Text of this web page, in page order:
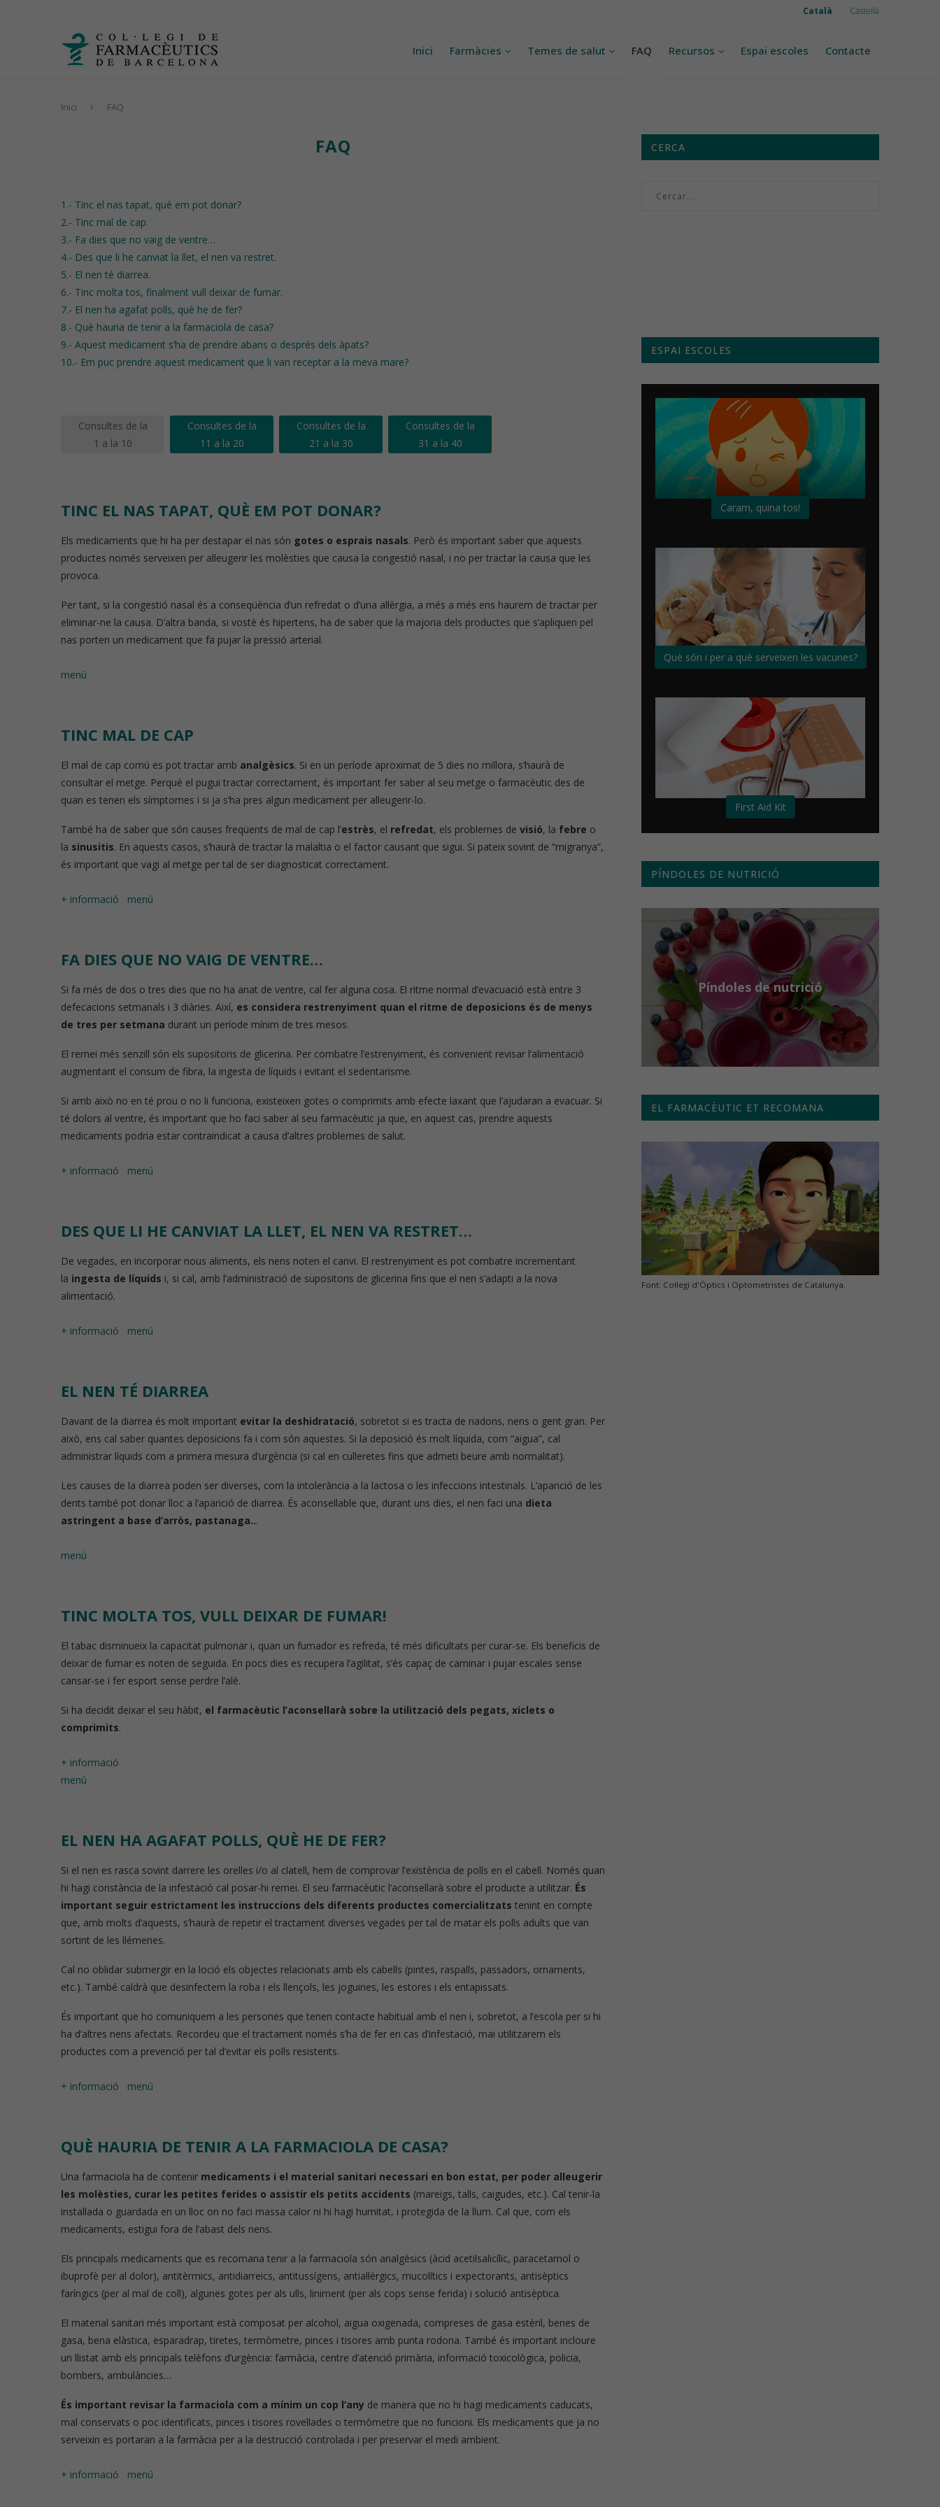
Català Castellà
Inici Farmàcies Temes de salut FAQ Recursos Espai escoles Contacte
Inici FAQ
FAQ
1.- Tinc el nas tapat, què em pot donar?
2.- Tinc mal de cap.
3.- Fa dies que no vaig de ventre…
4.- Des que li he canviat la llet, el nen va restret.
5.- El nen té diarrea.
6.- Tinc molta tos, finalment vull deixar de fumar.
7.- El nen ha agafat polls, què he de fer?
8.- Què hauria de tenir a la farmaciola de casa?
9.- Aquest medicament s’ha de prendre abans o després dels àpats?
10.- Em puc prendre aquest medicament que li van receptar a la meva mare?
Consultes de la
1 a la 10
Consultes de la
11 a la 20
Consultes de la
21 a la 30
Consultes de la
31 a la 40
TINC EL NAS TAPAT, QUÈ EM POT DONAR?
Els medicaments que hi ha per destapar el nas són gotes o esprais nasals. Però és important saber que aquests
productes només serveixen per alleugerir les molèsties que causa la congestió nasal, i no per tractar la causa que les
provoca.
Per tant, si la congestió nasal és a conseqüència d’un refredat o d’una al·lèrgia, a més a més ens haurem de tractar per
eliminar-ne la causa. D’altra banda, si vostè és hipertens, ha de saber que la majoria dels productes que s’apliquen pel
nas porten un medicament que fa pujar la pressió arterial.
menú
TINC MAL DE CAP
El mal de cap comú es pot tractar amb analgèsics. Si en un període aproximat de 5 dies no millora, s’haurà de
consultar el metge. Perquè el pugui tractar correctament, és important fer saber al seu metge o farmacèutic des de
quan es tenen els símptomes i si ja s’ha pres algun medicament per alleugerir-lo.
També ha de saber que són causes freqüents de mal de cap l’estrès, el refredat, els problemes de visió, la febre o
la sinusitis. En aquests casos, s’haurà de tractar la malaltia o el factor causant que sigui. Si pateix sovint de “migranya”,
és important que vagi al metge per tal de ser diagnosticat correctament.
+ informació menú
FA DIES QUE NO VAIG DE VENTRE…
Si fa més de dos o tres dies que no ha anat de ventre, cal fer alguna cosa. El ritme normal d’evacuació està entre 3
defecacions setmanals i 3 diàries. Així, es considera restrenyiment quan el ritme de deposicions és de menys
de tres per setmana durant un període mínim de tres mesos.
El remei més senzill són els supositoris de glicerina. Per combatre l’estrenyiment, és convenient revisar l’alimentació
augmentant el consum de fibra, la ingesta de líquids i evitant el sedentarisme.
Si amb això no en té prou o no li funciona, existeixen gotes o comprimits amb efecte laxant que l’ajudaran a evacuar. Si
té dolors al ventre, és important que ho faci saber al seu farmacèutic ja que, en aquest cas, prendre aquests
medicaments podria estar contraindicat a causa d’altres problemes de salut.
+ informació menú
DES QUE LI HE CANVIAT LA LLET, EL NEN VA RESTRET…
De vegades, en incorporar nous aliments, els nens noten el canvi. El restrenyiment es pot combatre incrementant
la ingesta de líquids i, si cal, amb l’administració de supositoris de glicerina fins que el nen s’adapti a la nova
alimentació.
+ informació menú
EL NEN TÉ DIARREA
Davant de la diarrea és molt important evitar la deshidratació, sobretot si es tracta de nadons, nens o gent gran. Per
això, ens cal saber quantes deposicions fa i com són aquestes. Si la deposició és molt líquida, com “aigua”, cal
administrar líquids com a primera mesura d’urgència (si cal en culleretes fins que admeti beure amb normalitat).
Les causes de la diarrea poden ser diverses, com la intolerància a la lactosa o les infeccions intestinals. L’aparició de les
dents també pot donar lloc a l’aparició de diarrea. És aconsellable que, durant uns dies, el nen faci una dieta
astringent a base d’arròs, pastanaga...
menú
TINC MOLTA TOS, VULL DEIXAR DE FUMAR!
El tabac disminueix la capacitat pulmonar i, quan un fumador es refreda, té més dificultats per curar-se. Els beneficis de
deixar de fumar es noten de seguida. En pocs dies es recupera l’agilitat, s’és capaç de caminar i pujar escales sense
cansar-se i fer esport sense perdre l’alè.
Si ha decidit deixar el seu hàbit, el farmacèutic l’aconsellarà sobre la utilització dels pegats, xiclets o
comprimits.
+ informació
menú
EL NEN HA AGAFAT POLLS, QUÈ HE DE FER?
Si el nen es rasca sovint darrere les orelles i/o al clatell, hem de comprovar l’existència de polls en el cabell. Només quan
hi hagi constància de la infestació cal posar-hi remei. El seu farmacèutic l’aconsellarà sobre el producte a utilitzar. És
important seguir estrictament les instruccions dels diferents productes comercialitzats tenint en compte
que, amb molts d’aquests, s’haurà de repetir el tractament diverses vegades per tal de matar els polls adults que van
sortint de les llémenes.
Cal no oblidar submergir en la loció els objectes relacionats amb els cabells (pintes, raspalls, passadors, ornaments,
etc.). També caldrà que desinfectem la roba i els llençols, les joguines, les estores i els entapissats.
És important que ho comuniquem a les persones que tenen contacte habitual amb el nen i, sobretot, a l’escola per si hi
ha d’altres nens afectats. Recordeu que el tractament només s’ha de fer en cas d’infestació, mai utilitzarem els
productes com a prevenció per tal d’evitar els polls resistents.
+ informació menú
QUÈ HAURIA DE TENIR A LA FARMACIOLA DE CASA?
Una farmaciola ha de contenir medicaments i el material sanitari necessari en bon estat, per poder alleugerir
les molèsties, curar les petites ferides o assistir els petits accidents (mareigs, talls, caigudes, etc.). Cal tenir-la
instal·lada o guardada en un lloc on no faci massa calor ni hi hagi humitat, i protegida de la llum. Cal que, com els
medicaments, estigui fora de l’abast dels nens.
Els principals medicaments que es recomana tenir a la farmaciola són analgèsics (àcid acetilsalicílic, paracetamol o
ibuprofè per al dolor), antitèrmics, antidiarreics, antitussígens, antial·lèrgics, mucolítics i expectorants, antisèptics
faríngics (per al mal de coll), algunes gotes per als ulls, liniment (per als cops sense ferida) i solució antisèptica.
El material sanitari més important està composat per alcohol, aigua oxigenada, compreses de gasa estèril, benes de
gasa, bena elàstica, esparadrap, tiretes, termòmetre, pinces i tisores amb punta rodona. També és important incloure
un llistat amb els principals telèfons d’urgència: farmàcia, centre d’atenció primària, informació toxicològica, policia,
bombers, ambulàncies…
És important revisar la farmaciola com a mínim un cop l’any de manera que no hi hagi medicaments caducats,
mal conservats o poc identificats, pinces i tisores rovellades o termòmetre que no funcioni. Els medicaments que ja no
serveixin es portaran a la farmàcia per a la destrucció controlada i per preservar el medi ambient.
+ informació menú
CERCA
ESPAI ESCOLES
Caram, quina tos!
Què són i per a què serveixen les vacunes?
First Aid Kit
PÍNDOLES DE NUTRICIÓ
Píndoles de nutrició Píndoles de nutrició Píndoles de nutrició
EL FARMACÈUTIC ET RECOMANA
Font: Col·legi d'Òptics i Optometristes de Catalunya.